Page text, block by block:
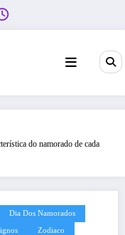
do namorado de cada
Dia Dos Namorados
Zodiaco